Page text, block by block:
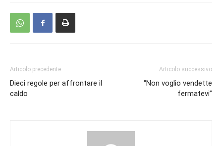
Articolo precedente
Dieci regole per affrontare il
caldo
Articolo successivo
“Non voglio vendette
fermatevi”